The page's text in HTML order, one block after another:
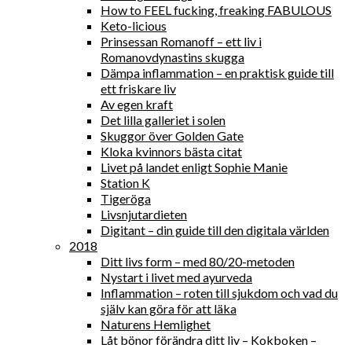
How to FEEL fucking, freaking FABULOUS
Keto-licious
Prinsessan Romanoff – ett liv i
Romanovdynastins skugga
Dämpa inflammation – en praktisk guide till
ett friskare liv
Av egen kraft
Det lilla galleriet i solen
Skuggor över Golden Gate
Kloka kvinnors bästa citat
Livet på landet enligt Sophie Manie
Station K
Tigeröga
Livsnjutardieten
Digitant – din guide till den digitala världen
2018
Ditt livs form – med 80/20-metoden
Nystart i livet med ayurveda
Inflammation – roten till sjukdom och vad du
själv kan göra för att läka
Naturens Hemlighet
Låt bönor förändra ditt liv – Kokboken –